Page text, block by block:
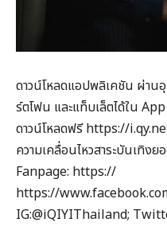
ดาวน์โหลดแอปพลิเคชัน ผ่าน
ร์ตโฟน และแท็บเล็ตได้ใน
ดาวน์โหลดฟรี https://
ความเคลื่อนไหวสาระบันเทิง
Fanpage: https://
https://
IG:@iQIYIThailand;